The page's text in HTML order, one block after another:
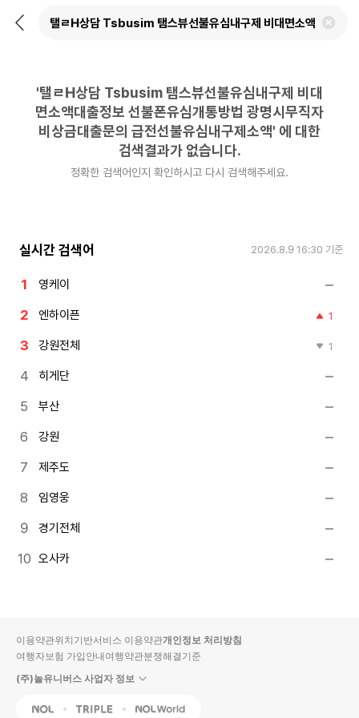
뒤
검
'탤ㄹH상담 Tsbusim 탬스뷰선불유심내구제 비대
면소액대출정보 선불폰유심개통방법 광명시무직자
비상금대출문의 급전선불유심내구제소액' 에 대한
검색결과가 없습니다.
정확한 검색어인지 확인하시고 다시 검색해주세요.
실시간 검색어 2026.8.9 16:30 기준
영케이
엔하이픈 1
강원전체 1
히게단
부산
강원
제주도
임영웅
경기전체
오사카
이용약관위치기반서비스 이용약관개인정보 처리방침
여행자보험 가입안내여행약관분쟁해결기준
(주)놀유니버스 사업자 정보
NOL Triple Interpark Global